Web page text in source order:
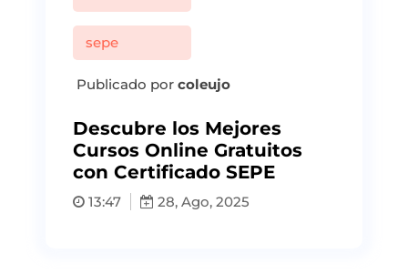
sepe
Publicado por coleujo
Descubre los Mejores
Cursos Online Gratuitos
con Certificado SEPE
13:47 28, Ago, 2025